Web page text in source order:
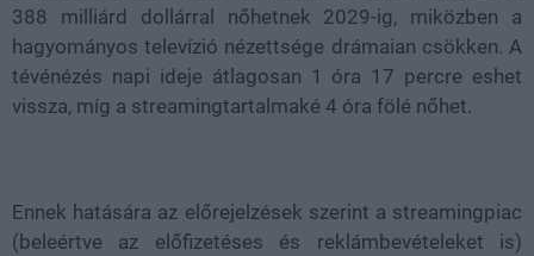
388 milliárd dollárral nőhetnek 2029-ig, miközben a
hagyományos televízió nézettsége drámaian csökken. A
tévénézés napi ideje átlagosan 1 óra 17 percre eshet
vissza, míg a streamingtartalmaké 4 óra fölé nőhet.
Ennek hatására az előrejelzések szerint a streamingpiac
(beleértve az előfizetéses és reklámbevételeket is)